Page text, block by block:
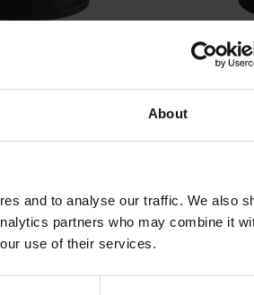
About
and to analyse our traffic. We also
partners who may combine it
use of their services.
RM D600 H400 CPX